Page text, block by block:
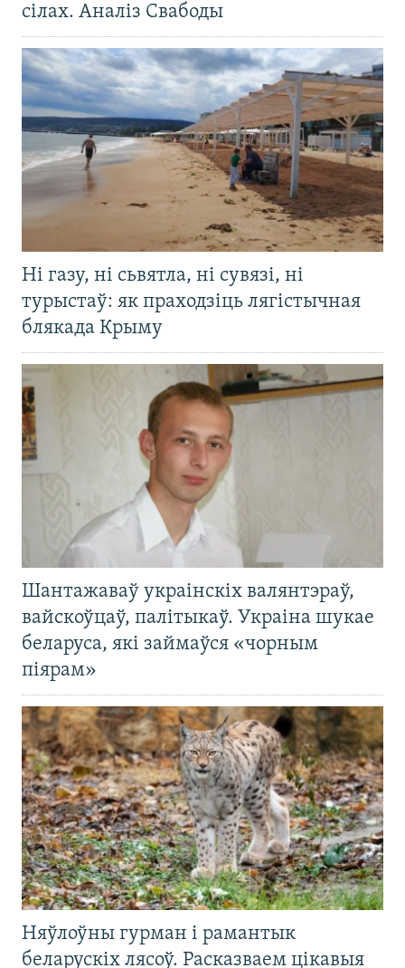
сілах. Аналіз Свабоды
Ні газу, ні сьвятла, ні сувязі, ні
турыстаў: як праходзіць лягістычная
блякада Крыму
Шантажаваў украінскіх валянтэраў,
вайскоўцаў, палітыкаў. Украіна шукае
беларуса, які займаўся «чорным
піярам»
Няўлоўны гурман і рамантык
беларускіх лясоў. Расказваем цікавыя